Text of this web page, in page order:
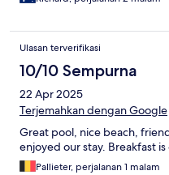
Ulasan terverifikasi
10/10 Sempurna
22 Apr 2025
Terjemahkan dengan Google
Great pool, nice beach,
enjoyed our stay. Breakfast
Pallieter, perjalanan 1 malam